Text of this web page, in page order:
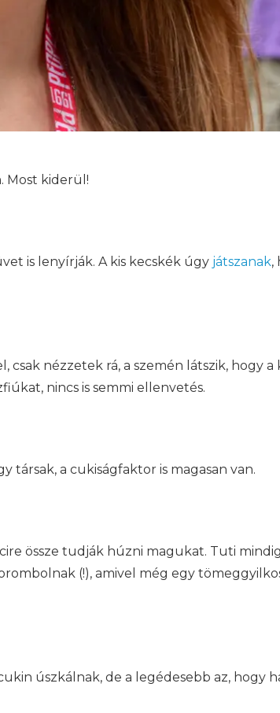
Most kiderül!
is lenyírják. A kis kecskék úgy játszanak,
nézzetek rá, a szemén látszik, hogy
nincs is semmi ellenvetés.
társak, a cukiságfaktor is magasan van.
össze tudják húzni magukat. Tuti
(!), amivel még egy
úszkálnak, de a legédesebb az, hogy